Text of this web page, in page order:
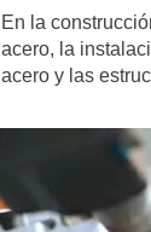
En la
acero, la
acero y las
al momento